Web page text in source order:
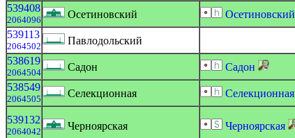
539408
2064096 Осетиновский Осетиновский
539113
2064502 Павлодольский
538619
2064504 Садон Садон
538549
2064505 Селекционная Селекционная
539132
2064042 Черноярская Черноярская